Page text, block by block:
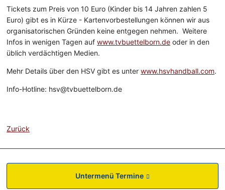
Tickets zum Preis von 10 Euro (Kinder bis 14 Jahren zahlen 5
Euro) gibt es in Kürze - Kartenvorbestellungen können wir aus
organisatorischen Gründen keine entgegen nehmen. Weitere
Infos in wenigen Tagen aufwww.tvbuettelborn.de oder in den
üblich verdächtigen Medien.
Mehr Details über den HSV gibt es unterwww.hsvhandball.com.
Info-Hotline: hsv@tvbuettelborn.de
Zurück
Untermenü Termine